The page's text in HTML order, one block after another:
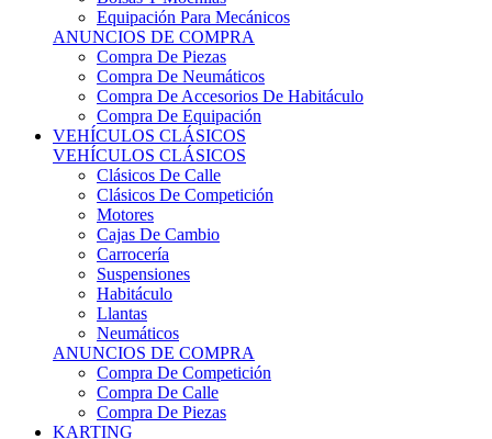
ANUNCIOS DE COMPRA
Compra De Piezas
Compra De Neumáticos
Compra De Accesorios De Habitáculo
Compra De Equipación
VEHÍCULOS CLÁSICOS
VEHÍCULOS CLÁSICOS
Clásicos De Calle
Clásicos De Competición
Motores
Cajas De Cambio
Carrocería
Suspensiones
Habitáculo
Llantas
Neumáticos
ANUNCIOS DE COMPRA
Compra De Competición
Compra De Calle
Compra De Piezas
KARTING
KARTING